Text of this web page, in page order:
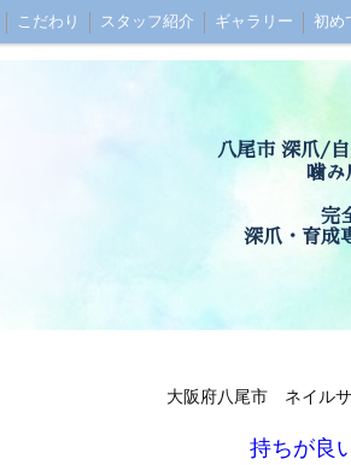
こだわり スタッフ紹介 ギャラリー 初め
ブログ アクセス お問い合わせ お客様の声
八尾市 深爪/
噛み
完
深爪・育成
大阪府八尾市 ネイル
持ちが良